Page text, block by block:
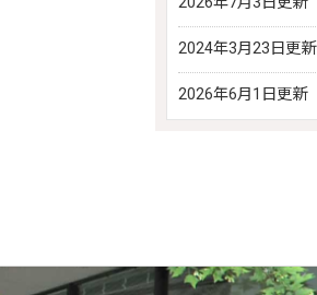
2024年3月23日更新
2026年6月1日更新